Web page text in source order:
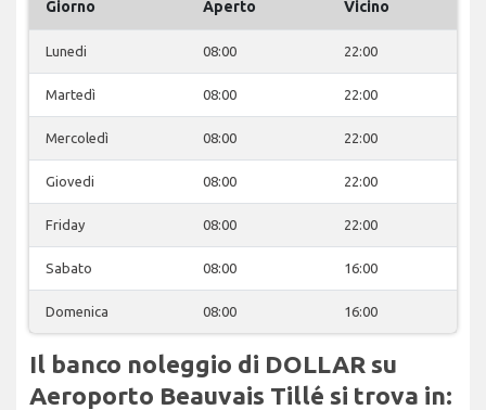
Giorno Aperto Vicino
Lunedi 08:00 22:00
Martedì 08:00 22:00
Mercoledì 08:00 22:00
Giovedi 08:00 22:00
Friday 08:00 22:00
Sabato 08:00 16:00
Domenica 08:00 16:00
Il banco noleggio di DOLLAR su
Aeroporto Beauvais Tillé si trova in: